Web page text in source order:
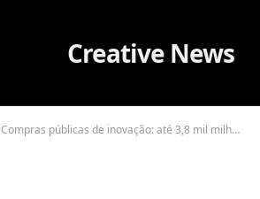
Compras públicas de inovação: até 3,8 mil milhões de euros disponíveis